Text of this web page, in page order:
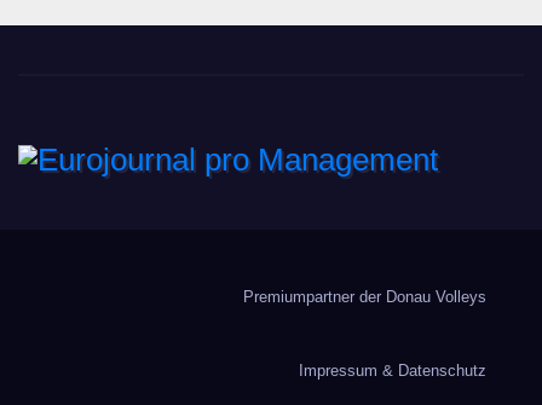
Premiumpartner der Donau Volleys
Impressum & Datenschutz